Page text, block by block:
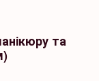
та